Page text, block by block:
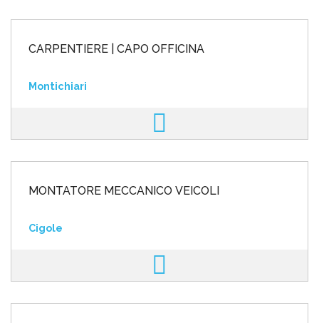
CARPENTIERE | CAPO OFFICINA
Montichiari
MONTATORE MECCANICO VEICOLI
Cigole